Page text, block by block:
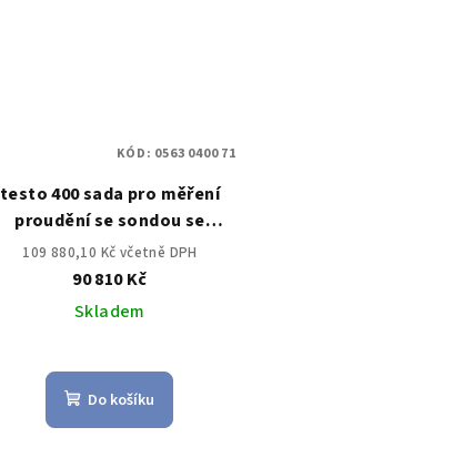
testo 400 sada pro měření
proudění se sondou se
žhaveným drátkem
109 880,10 Kč včetně DPH
90 810 Kč
Skladem
Do košíku
KÓD: 0563 0400 71